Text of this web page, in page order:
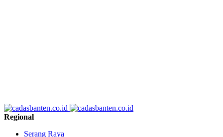
Regional
Serang Raya